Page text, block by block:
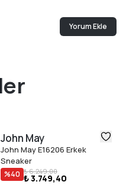
sayesinde yürüyüş
Zeminle güçlü
yardımcı olur.
Erkek Comfort Loafer
ergonomik tasarımıyla şıklık
Yorum Ekle
John May
John May E16206 Erkek
Sneaker
%40 ₺ 6.249,00
₺ 3.749,40